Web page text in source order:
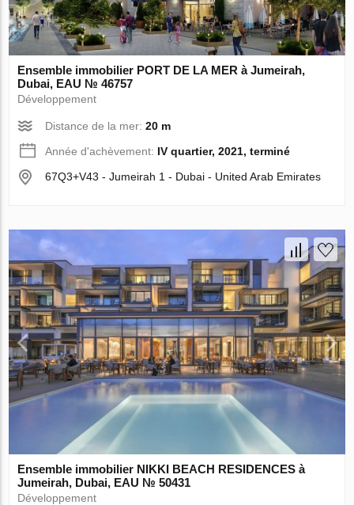
Ensemble immobilier PORT DE LA MER à Jumeirah,
Dubai, EAU № 46757
Développement
Distance de la mer:20 m
Année d'achèvement: IV quartier, 2021, terminé
67Q3+V43 - Jumeirah 1 - Dubai - United Arab Emirates
Ensemble immobilier NIKKI BEACH RESIDENCES à
Jumeirah, Dubai, EAU № 50431
Développement